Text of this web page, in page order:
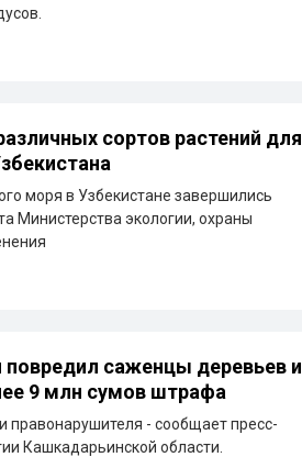
сортов растений для
моря в Узбекистане завершились
Министерства экологии, охраны
саженцы деревьев и
9 млн сумов штрафа
правонарушителя - сообщает пресс-
Кашкадарьинской области.